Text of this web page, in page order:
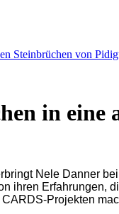
Steinbrüchen von
in eine
Nele Danner
ihren Erfahrungen,
Projekten